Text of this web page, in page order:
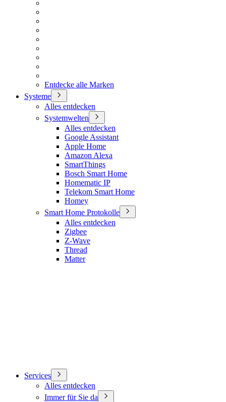
Entdecke alle Marken
Systeme
Alles entdecken
Systemwelten
Alles entdecken
Google Assistant
Apple Home
Amazon Alexa
SmartThings
Bosch Smart Home
Homematic IP
Telekom Smart Home
Homey
Smart Home Protokolle
Alles entdecken
Zigbee
Z-Wave
Thread
Matter
Services
Alles entdecken
Immer für Sie da